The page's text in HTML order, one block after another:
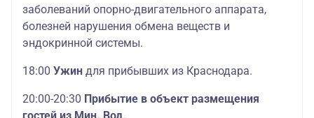
заболеваний опорно-двигательного аппарата,
болезней нарушения обмена веществ и
эндокринной системы.
18:00 Ужин для прибывших из Краснодара.
20:00-20:30 Прибытие в объект размещения